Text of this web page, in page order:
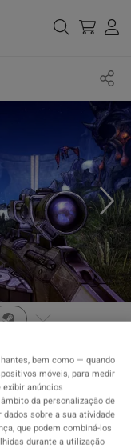
Upgrade Pack 2
ótimas !
bem como — quando
móveis, para medir
anúncios
da personalização de
sobre a sua atividade
que podem combiná-los
durante a utilização